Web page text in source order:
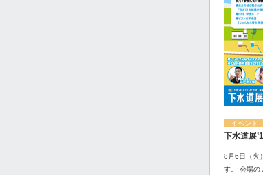
イベント
下水道展
8月6日（火
す。 会場の